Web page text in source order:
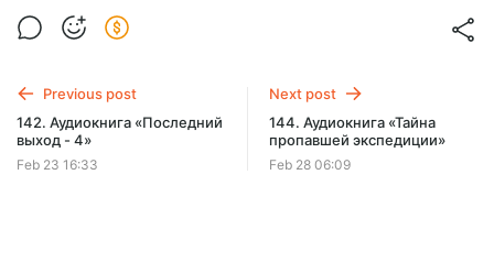
Слушайте эту и другие лучшие аудиокниги жанра
Фантастика целиком, без рекламы и ограничений!
Previous post
142. Аудиокнига «Последний
выход - 4»
Feb 23 16:33
Next post
144. Аудиокнига «Тайна
пропавшей экспедиции»
Feb 28 06:09